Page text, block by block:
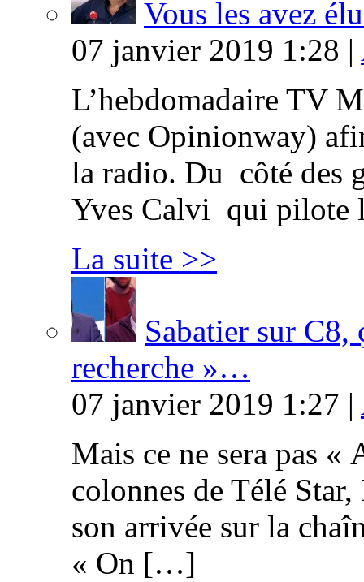
Vous les avez
07 janvier 2019 1:28 |
L’hebdomadaire TV
(avec Opinionway)
la radio. Du côté des
Yves Calvi qui
La suite >>
Sabatier sur C8,
recherche »…
07 janvier 2019 1:27 |
Mais ce ne sera pas «
colonnes de Télé
son arrivée sur la
« On […]